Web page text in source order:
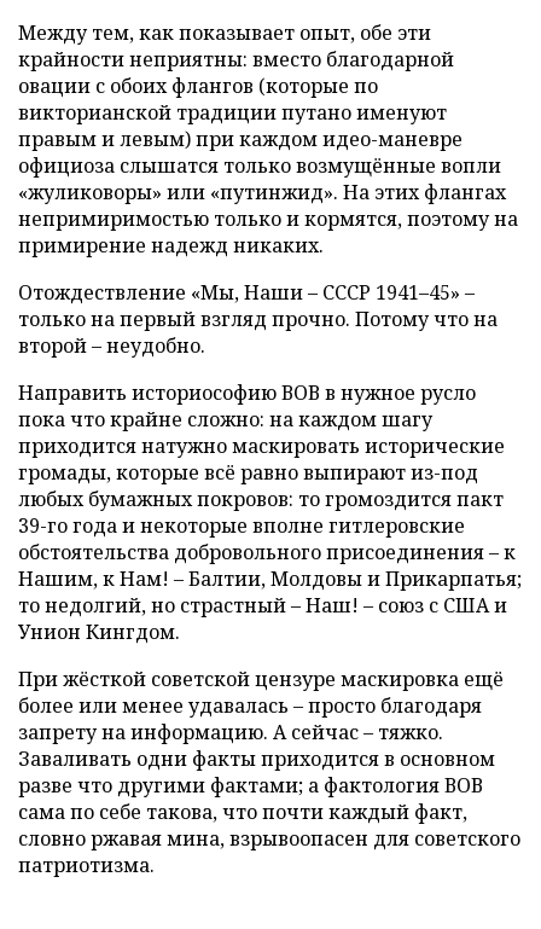
Между тем, как показывает опыт, обе эти
крайности неприятны: вместо благодарной
овации с обоих флангов (которые по
викторианской традиции путано именуют
правым и левым) при каждом идео-маневре
официоза слышатся только возмущённые вопли
«жуликоворы» или «путинжид». На этих флангах
непримиримостью только и кормятся, поэтому на
примирение надежд никаких.
Отождествление «Мы, Наши – СССР 1941–45» –
только на первый взгляд прочно. Потому что на
второй – неудобно.
Направить историософию ВОВ в нужное русло
пока что крайне сложно: на каждом шагу
приходится натужно маскировать исторические
громады, которые всё равно выпирают из-под
любых бумажных покровов: то громоздится пакт
39-го года и некоторые вполне гитлеровские
обстоятельства добровольного присоединения – к
Нашим, к Нам! – Балтии, Молдовы и Прикарпатья;
то недолгий, но страстный – Наш! – союз с США и
Унион Кингдом.
При жёсткой советской цензуре маскировка ещё
более или менее удавалась – просто благодаря
запрету на информацию. А сейчас – тяжко.
Заваливать одни факты приходится в основном
разве что другими фактами; а фактология ВОВ
сама по себе такова, что почти каждый факт,
словно ржавая мина, взрывоопасен для советского
патриотизма.